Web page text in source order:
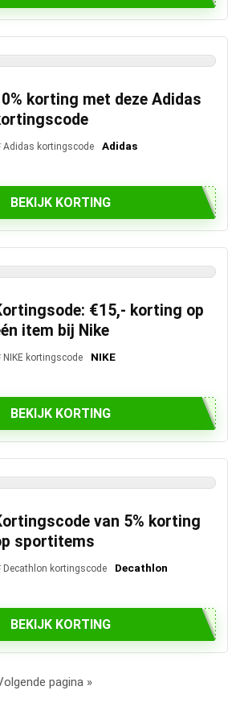
korting met deze Adidas
Adidas kortingscode Adidas
BEKIJK KORTING
€15,- korting op
item bij Nike
NIKE kortingscode NIKE
BEKIJK KORTING
van 5% korting
sportitems
Decathlon kortingscode Decathlon
BEKIJK KORTING
pagina »